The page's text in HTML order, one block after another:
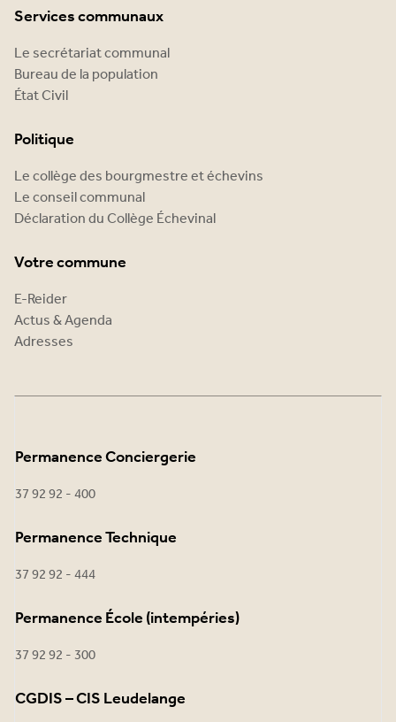
Services communaux
Le secrétariat communal
Bureau de la population
État Civil
Politique
Le collège des bourgmestre et échevins
Le conseil communal
Déclaration du Collège Échevinal
Votre commune
E-Reider
Actus & Agenda
Adresses
Permanence Conciergerie
37 92 92 - 400
Permanence Technique
37 92 92 - 444
Permanence École (intempéries)
37 92 92 - 300
CGDIS – CIS Leudelange